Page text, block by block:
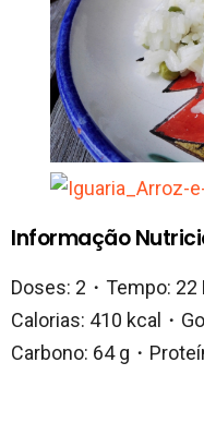
Informação
Doses: 2・Tempo: 22
Calorias: 410 kcal・
Carbono: 64 g・